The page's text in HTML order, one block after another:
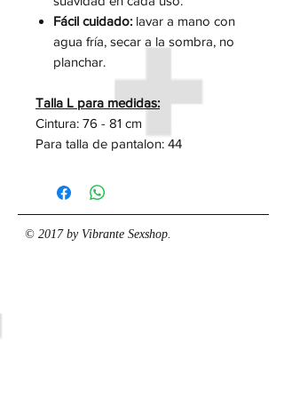
Fácil cuidado: lavar a mano con
agua fría, secar a la sombra, no
planchar.
Talla L para medidas:
Cintura: 76 - 81 cm
Para talla de pantalon: 44
© 2017 by Vibrante Sexshop.